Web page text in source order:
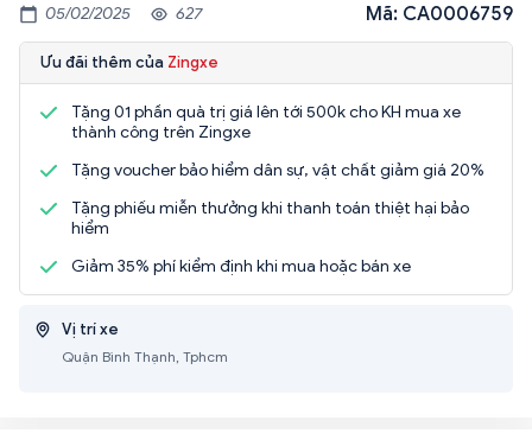
05/02/2025 627 Mã: CA0006759
Ưu đãi thêm của Zingxe
Tặng 01 phần quà trị giá lên tới 500k cho KH mua xe
thành công trên Zingxe
Tặng voucher bảo hiểm dân sự, vật chất giảm giá 20%
Tặng phiếu miễn thưởng khi thanh toán thiệt hại bảo
hiểm
Giảm 35% phí kiểm định khi mua hoặc bán xe
Vị trí xe
Quận Bình Thạnh, Tphcm